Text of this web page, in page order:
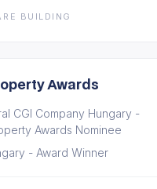
BUILDING
Awards
CGI Company Hungary -
Awards Nominee
- Award Winner